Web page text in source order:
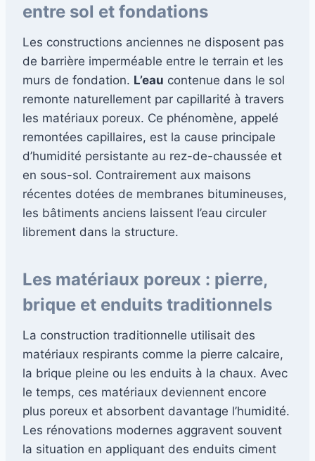
entre sol et fondations
Les constructions anciennes ne disposent pas
de barrière imperméable entre le terrain et les
murs de fondation. L’eau contenue dans le sol
remonte naturellement par capillarité à travers
les matériaux poreux. Ce phénomène, appelé
remontées capillaires, est la cause principale
d’humidité persistante au rez-de-chaussée et
en sous-sol. Contrairement aux maisons
récentes dotées de membranes bitumineuses,
les bâtiments anciens laissent l’eau circuler
librement dans la structure.
Les matériaux poreux : pierre,
brique et enduits traditionnels
La construction traditionnelle utilisait des
matériaux respirants comme la pierre calcaire,
la brique pleine ou les enduits à la chaux. Avec
le temps, ces matériaux deviennent encore
plus poreux et absorbent davantage l’humidité.
Les rénovations modernes aggravent souvent
la situation en appliquant des enduits ciment